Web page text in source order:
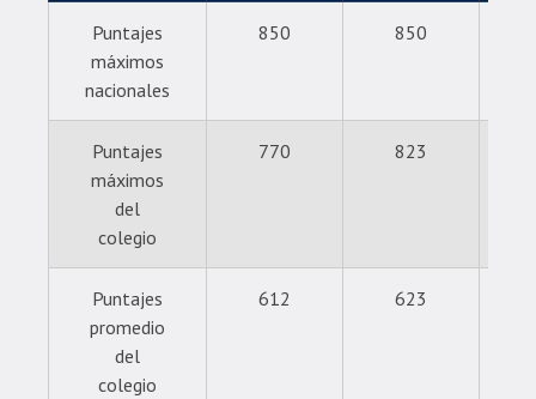
Puntajes
máximos
nacionales
850 850
Puntajes
máximos
del
colegio
770 823
Puntajes
promedio
del
colegio
612 623